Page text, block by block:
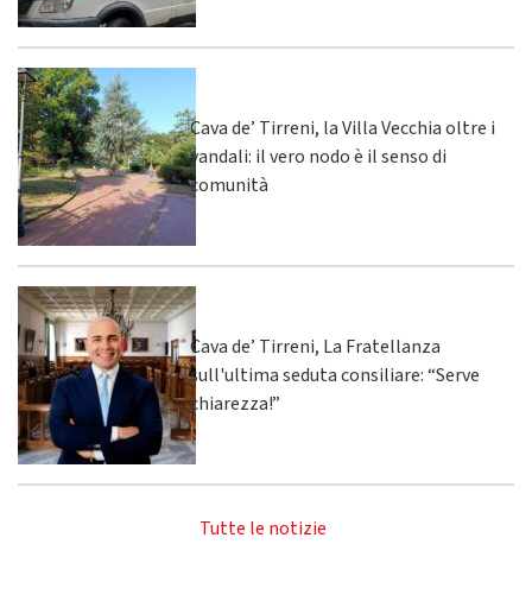
Cava de’ Tirreni, la Villa Vecchia oltre i
vandali: il vero nodo è il senso di
comunità
Cava de’ Tirreni, La Fratellanza
sull'ultima seduta consiliare: “Serve
chiarezza!”
Tutte le notizie